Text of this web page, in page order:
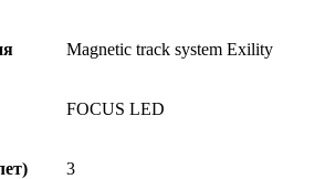
Magnetic track system Exility
FOCUS LED
3